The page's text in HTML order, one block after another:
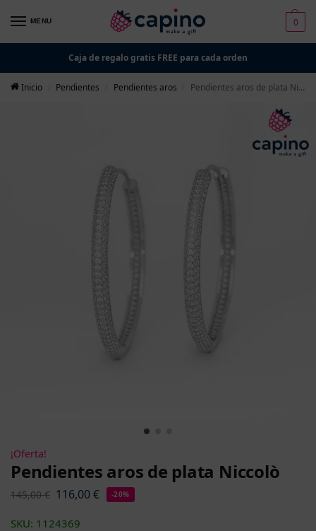
MENU 0
Caja de regalo gratis FREE para cada orden
Inicio Pendientes Pendientes aros Pendientes aros de plata Niccolò
¡Oferta!
Pendientes aros de plata Niccolò
145,00€ 116,00€ -20%
SKU: 1124369